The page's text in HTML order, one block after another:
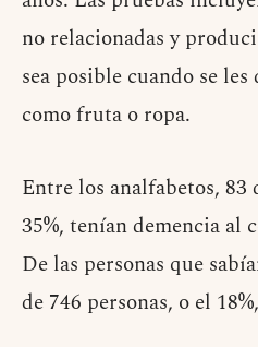
no relacionadas y
sea posible cuando se
como fruta o ropa.
Entre los analfabetos, 83
35%, tenían demencia al
De las personas que
de 746 personas, o el